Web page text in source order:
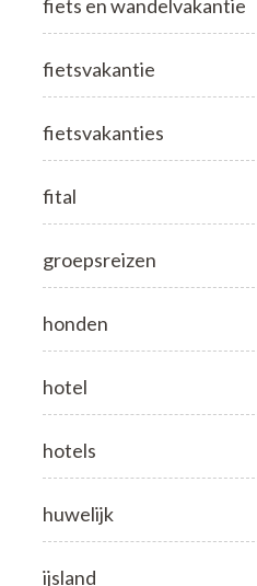
fiets en wandelvakantie
fietsvakantie
fietsvakanties
fital
groepsreizen
honden
hotel
hotels
huwelijk
ijsland